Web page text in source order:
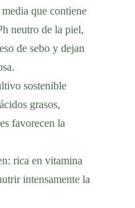
que contiene
neutro de la piel,
de sebo y dejan
sostenible
grasos,
favorecen la
: rica en vitamina
intensamente la